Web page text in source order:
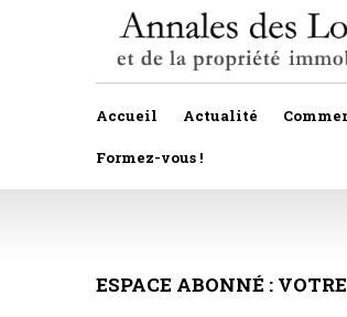
Accueil Actualité
Baux
Formez-vous !
ESPACE ABONNÉ : VOTRE